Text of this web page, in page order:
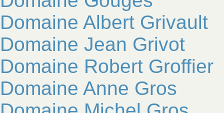
Domaine Albert Grivault
Domaine Jean Grivot
Domaine Robert Groffier
Domaine Anne Gros